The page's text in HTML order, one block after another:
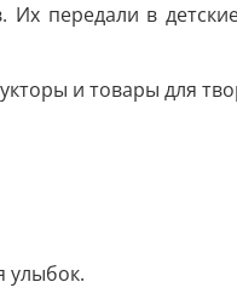
передали в
и товары для
улыбок.